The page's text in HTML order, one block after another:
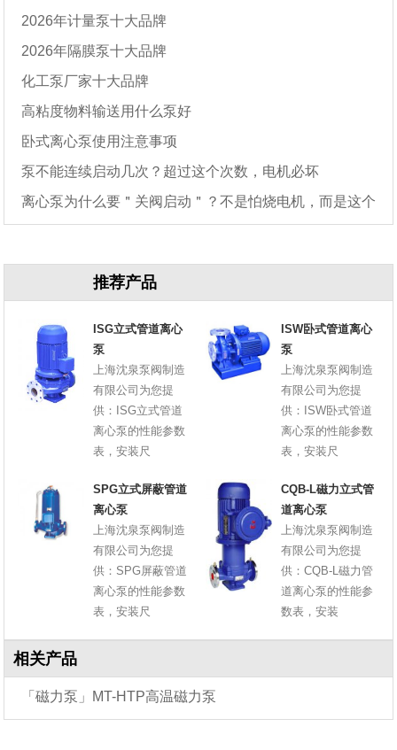
2026年计量泵十大品牌
2026年隔膜泵十大品牌
化工泵厂家十大品牌
高粘度物料输送用什么泵好
卧式离心泵使用注意事项
泵不能连续启动几次？超过这个次数，电机必坏
离心泵为什么要＂关阀启动＂？不是怕烧电机，而是这个
推荐产品
ISG立式管道离心
泵
上海沈泉泵阀制造
有限公司为您提
供：ISG立式管道
离心泵的性能参数
表，安装尺
ISW卧式管道离心
泵
上海沈泉泵阀制造
有限公司为您提
供：ISW卧式管道
离心泵的性能参数
表，安装尺
SPG立式屏蔽管道
离心泵
上海沈泉泵阀制造
有限公司为您提
供：SPG屏蔽管道
离心泵的性能参数
表，安装尺
CQB-L磁力立式管
道离心泵
上海沈泉泵阀制造
有限公司为您提
供：CQB-L磁力管
道离心泵的性能参
数表，安装
相关产品
「磁力泵」MT-HTP高温磁力泵